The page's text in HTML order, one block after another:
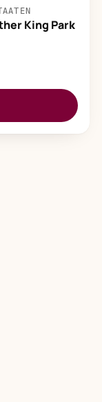
King Park